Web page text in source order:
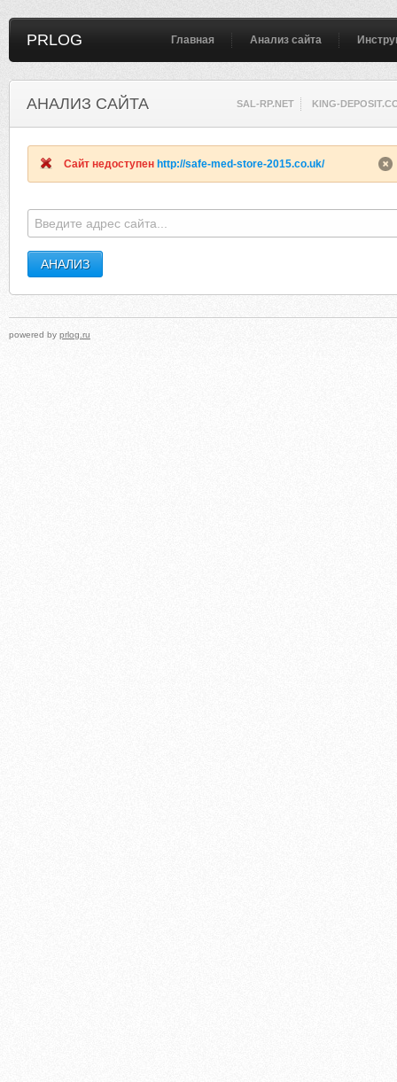
PRLOG Главная Анализ сайта
АНАЛИЗ САЙТА SAL-RP.NET KING-
Сайт недоступен http://safe-med-store-2015.co.uk/
powered by prlog.ru